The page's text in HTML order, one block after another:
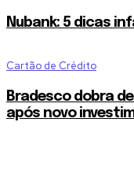
Nubank: 5 dicas
Cartão de Crédito
Bradesco dobra
após novo